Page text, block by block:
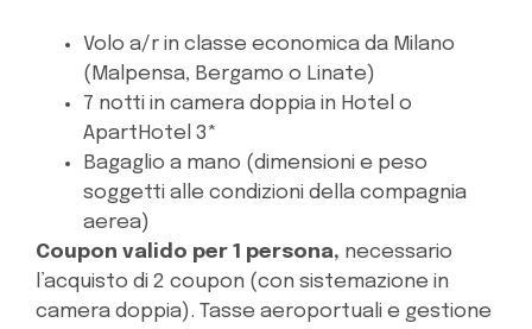
Volo a/r in classe economica da Milano
(Malpensa, Bergamo o Linate)
7 notti in camera doppia in Hotel o
ApartHotel 3*
Bagaglio a mano (dimensioni e peso
soggetti alle condizioni della compagnia
aerea)
Coupon valido per 1 persona, necessario
l’acquisto di 2 coupon (con sistemazione in
camera doppia). Tasse aeroportuali e gestione